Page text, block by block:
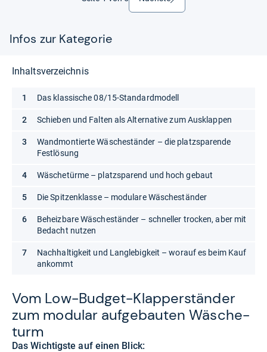
Infos zur Kategorie
Vom Low-​Bud­get-​Klap­per­stän­der
zum modu­lar auf­ge­bau­ten Wäsche­
turm
Das Wichtigste auf einen Blick:
Inhaltsverzeichnis
Das klassische 08/15-Standardmodell
Schieben und Falten als Alternative zum Ausklappen
Wandmontierte Wäscheständer – die platzsparende
Festlösung
Wäschetürme – platzsparend und hoch gebaut
Die Spitzenklasse – modulare Wäscheständer
Beheizbare Wäscheständer – schneller trocken, aber mit
Bedacht nutzen
Nachhaltigkeit und Langlebigkeit – worauf es beim Kauf
ankommt